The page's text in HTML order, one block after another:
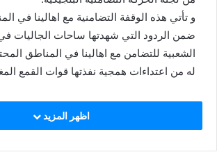
و تأتي هذه الوقفة التضامنية مع اهالينا في
ضمن الردود التي شهدتها ساحات الجاليات في
الشعبية للتضامن مع اهالينا في المناطق
له من اعتداءات همجية نفذتها قوات القمع
اظهر المزيد